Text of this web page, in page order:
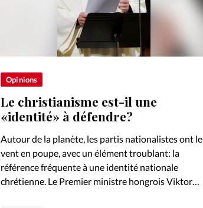
Opinions
Le christianisme est-il une
«identité» à défendre?
Autour de la planète, les partis nationalistes ont le
vent en poupe, avec un élément troublant: la
référence fréquente à une identité nationale
chrétienne. Le Premier ministre hongrois Viktor